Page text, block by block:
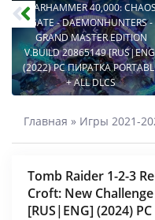
WARHAMMER 40,000:
GATE - DAEMONHUNTERS -
GRAND MASTER EDITION
V.BUILD 20865149
(2022) PC ПИРАТКА
+ ALL DLCS
Главная » Игры 2021-
Tomb Raider 1-2-3
Croft: New
[RUS|ENG] (2024)